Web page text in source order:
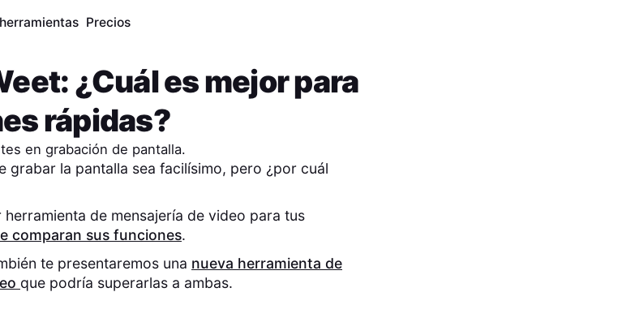
Precios
: ¿Cuál es mejor para
rápidas?
en grabación de pantalla.
grabar la pantalla sea facilísimo, pero ¿por cuál
de mensajería de video para tus
comparan sus funciones.
te presentaremos una nueva herramienta de
que podría superarlas a ambas.